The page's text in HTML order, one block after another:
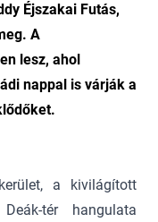
Éjszakai Futás,
A
lesz, ahol
nappal is várják a
a kivilágított
tér hangulata